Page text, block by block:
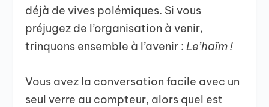
déjà de vives polémiques. Si vous
préjugez de l’organisation à venir,
trinquons ensemble à l’avenir :Le’haïm !
Vous avez la conversation facile avec un
seul verre au compteur, alors quel est